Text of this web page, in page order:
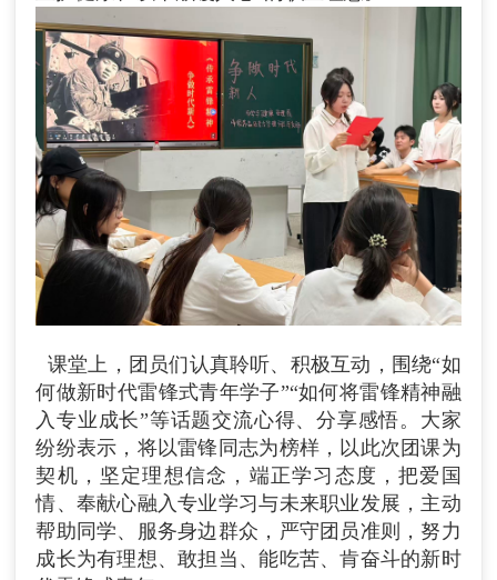
课堂上，团员们认真聆听、积极互动，围绕“如
何做新时代雷锋式青年学子”“如何将雷锋精神融
入专业成长”等话题交流心得、分享感悟。大家
纷纷表示，将以雷锋同志为榜样，以此次团课为
契机，坚定理想信念，端正学习态度，把爱国
情、奉献心融入专业学习与未来职业发展，主动
帮助同学、服务身边群众，严守团员准则，努力
成长为有理想、敢担当、能吃苦、肯奋斗的新时